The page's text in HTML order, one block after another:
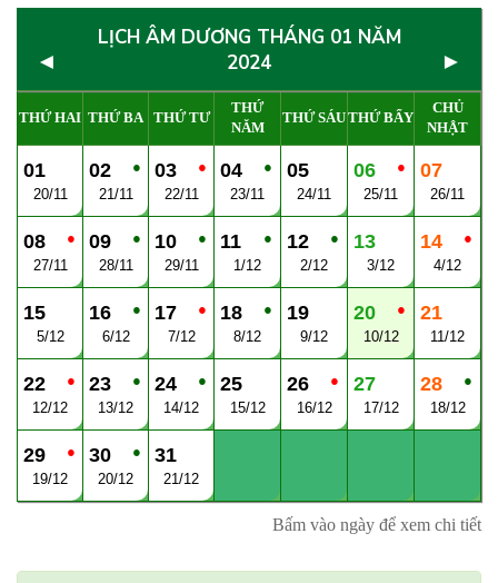
◄
LỊCH ÂM DƯƠNG THÁNG 01 NĂM
2024
►
THỨ HAI THỨ BA THỨ TƯ
THỨ
NĂM
THỨ SÁUTHỨ BẨY
CHỦ
NHẬT
01
20/11
●
02
21/11
●
03
22/11
●
04
23/11
05
24/11
●
06
25/11
07
26/11
●
08
27/11
●
09
28/11
●
10
29/11
●
11
1/12
●
12
2/12
13
3/12
●
14
4/12
15
5/12
●
16
6/12
●
17
7/12
●
18
8/12
19
9/12
●
20
10/12
21
11/12
●
22
12/12
●
23
13/12
●
24
14/12
25
15/12
●
26
16/12
27
17/12
●
28
18/12
●
29
19/12
●
30
20/12
31
21/12
Bấm vào ngày để xem chi tiết